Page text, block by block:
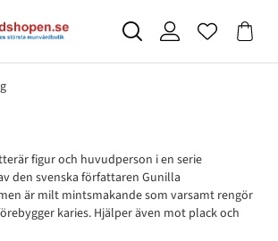
figur och huvudperson i en serie
den svenska författaren Gunilla
är milt mintsmakande som varsamt rengör
karies. Hjälper även mot plack och